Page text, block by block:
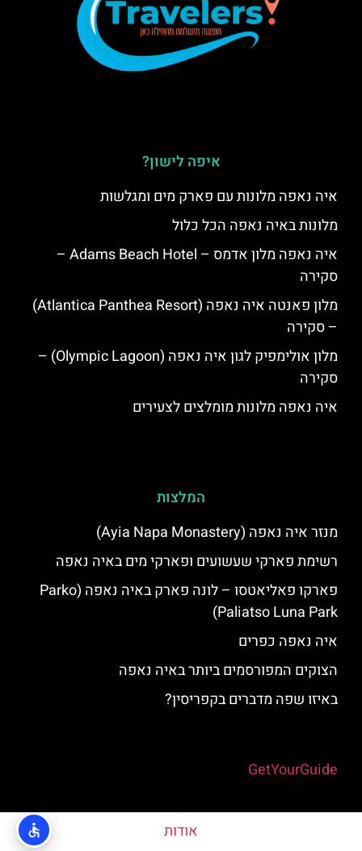
איפה לישון?
איה נאפה מלונות עם פארק מים ומגלשות
מלונות באיה נאפה הכל כלול
איה נאפה מלון אדמס – Adams Beach Hotel –
סקירה
מלון פאנטה איה נאפה (Atlantica Panthea Resort)
– סקירה
מלון אולימפיק לגון איה נאפה (Olympic Lagoon) –
סקירה
איה נאפה מלונות מומלצים לצעירים
המלצות
מנזר איה נאפה (Ayia Napa Monastery)
רשימת פארקי שעשועים ופארקי מים באיה נאפה
פארקו פאליאטסו – לונה פארק באיה נאפה (‪Parko
Paliatso Luna Park‬)
איה נאפה כפרים
הצוקים המפורסמים ביותר באיה נאפה
באיזו שפה מדברים בקפריסין?
GetYourGuide
אודות